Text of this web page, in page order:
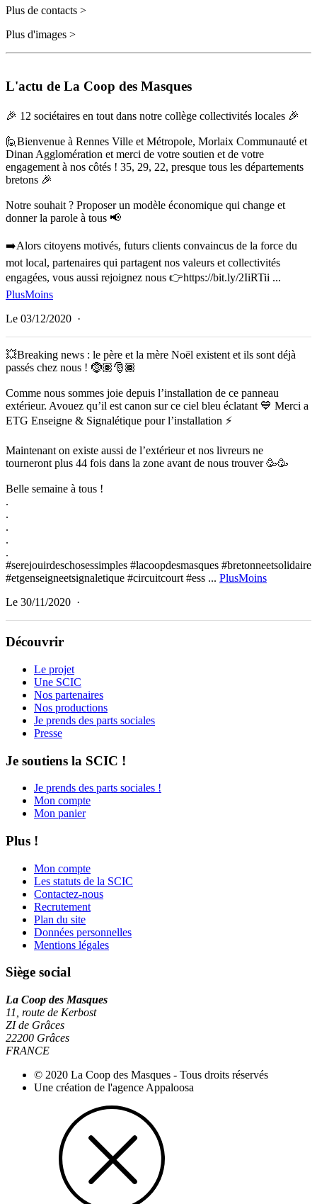
Plus de contacts >
Plus d'images >
L'actu de La Coop des Masques
🎉 12 sociétaires en tout dans notre collège collectivités locales 🎉
🙋Bienvenue à Rennes Ville et Métropole, Morlaix Communauté et
Dinan Agglomération et merci de votre soutien et de votre
engagement à nos côtés ! 35, 29, 22, presque tous les départements
bretons 🎉
Notre souhait ? Proposer un modèle économique qui change et
donner la parole à tous 📢
➡️Alors citoyens motivés, futurs clients convaincus de la force du
mot local, partenaires qui partagent nos valeurs et collectivités
engagées, vous aussi rejoignez nous 👉https://bit.ly/2IiRTii ...
PlusMoins
Le 03/12/2020 ·
💥Breaking news : le père et la mère Noël existent et ils sont déjà
passés chez nous ! 🤶🏽🎅🏾
Comme nous sommes joie depuis l’installation de ce panneau
extérieur. Avouez qu’il est canon sur ce ciel bleu éclatant 💙 Merci a
ETG Enseigne & Signalétique pour l’installation ⚡️
Maintenant on existe aussi de l’extérieur et nos livreurs ne
tourneront plus 44 fois dans la zone avant de nous trouver 🥳🥳
Belle semaine à tous !
.
.
.
.
.
#serejouirdeschosessimples #lacoopdesmasques #bretonneetsolidaire
#etgenseigneetsignaletique #circuitcourt #ess ... PlusMoins
Le 30/11/2020 ·
Découvrir
Le projet
Une SCIC
Nos partenaires
Nos productions
Je prends des parts sociales
Presse
Je soutiens la SCIC !
Je prends des parts sociales !
Mon compte
Mon panier
Plus !
Mon compte
Les statuts de la SCIC
Contactez-nous
Recrutement
Plan du site
Données personnelles
Mentions légales
Siège social
La Coop des Masques
11, route de Kerbost
ZI de Grâces
22200 Grâces
FRANCE
© 2020 La Coop des Masques - Tous droits réservés
Une création de l'agence Appaloosa